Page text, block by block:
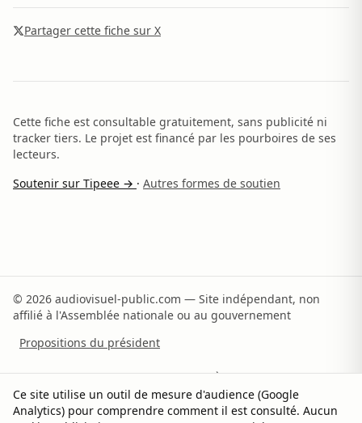
Partager cette fiche sur X
Cette fiche est consultable gratuitement, sans publicité ni
tracker tiers. Le projet est financé par les pourboires de ses
lecteurs.
Soutenir sur Tipeee → · Autres formes de soutien
© 2026 audiovisuel-public.com — Site indépendant, non
affilié à l'Assemblée nationale ou au gouvernement
Propositions du président
Recommandations du rapporteur À propos
Méthodologie Sources Contact Soutenir
Ce site utilise un outil de mesure d'audience (Google
Analytics) pour comprendre comment il est consulté. Aucun